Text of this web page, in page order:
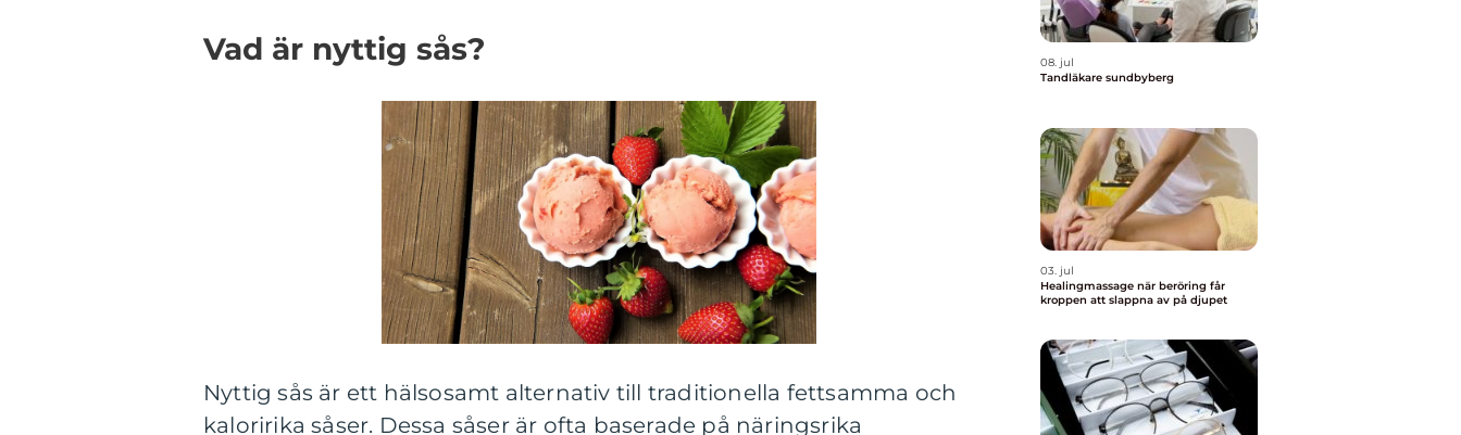
Vad är nyttig sås?
Nyttig sås är ett hälsosamt alternativ till traditionella fettsamma och
kaloririka såser. Dessa såser är ofta baserade på näringsrika
08. jul
Tandläkare sundbyberg
03. jul
Healingmassage när beröring får
kroppen att slappna av på djupet